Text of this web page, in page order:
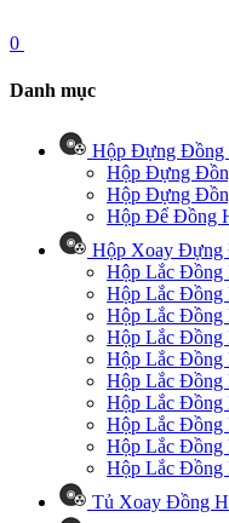
0
Danh mục
Hộp Đựng Đồng
Hộp Đựng
Hộp Đựng
Hộp Để Đồng
Hộp Xoay Đựng
Hộp Lắc Đồng
Hộp Lắc Đồng
Hộp Lắc Đồng
Hộp Lắc Đồng
Hộp Lắc Đồng
Hộp Lắc Đồng
Hộp Lắc Đồng
Hộp Lắc Đồng
Hộp Lắc Đồng
Hộp Lắc Đồng
Tủ Xoay Đồng